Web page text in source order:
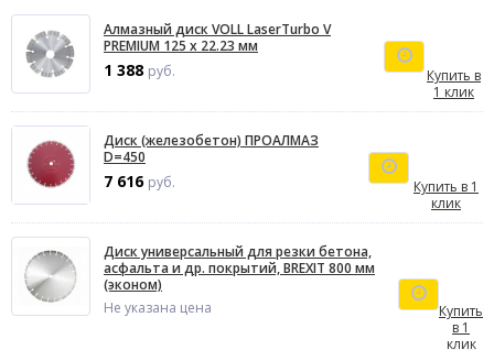
Алмазный диск VOLL LaserTurbo V
PREMIUM 125 х 22.23 мм
1 388 руб.
Купить в
1 клик
Диск (железобетон) ПРОАЛМАЗ
D=450
7 616 руб.
Купить в 1
клик
Диск универсальный для резки бетона,
асфальта и др. покрытий, BREXIT 800 мм
(эконом)
Не указана цена
Купить
в 1
клик